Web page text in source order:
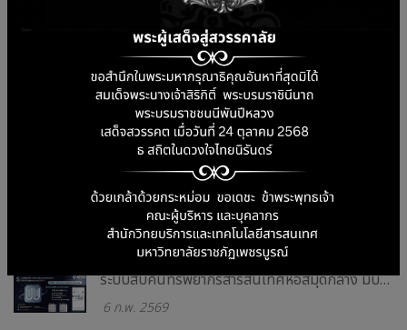
ข่าวประชาสัมพันธ์ล่าสุด
23 ก.ค. 2569
ระบบสืบค้นทรัพยากรสารสนเทศหอสมุดกลาง มีบริการ Application แล้ววันนี้ !!
6 ก.พ. 2569